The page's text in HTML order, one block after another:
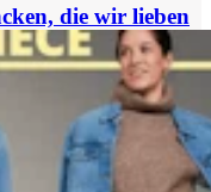
die wir lieben